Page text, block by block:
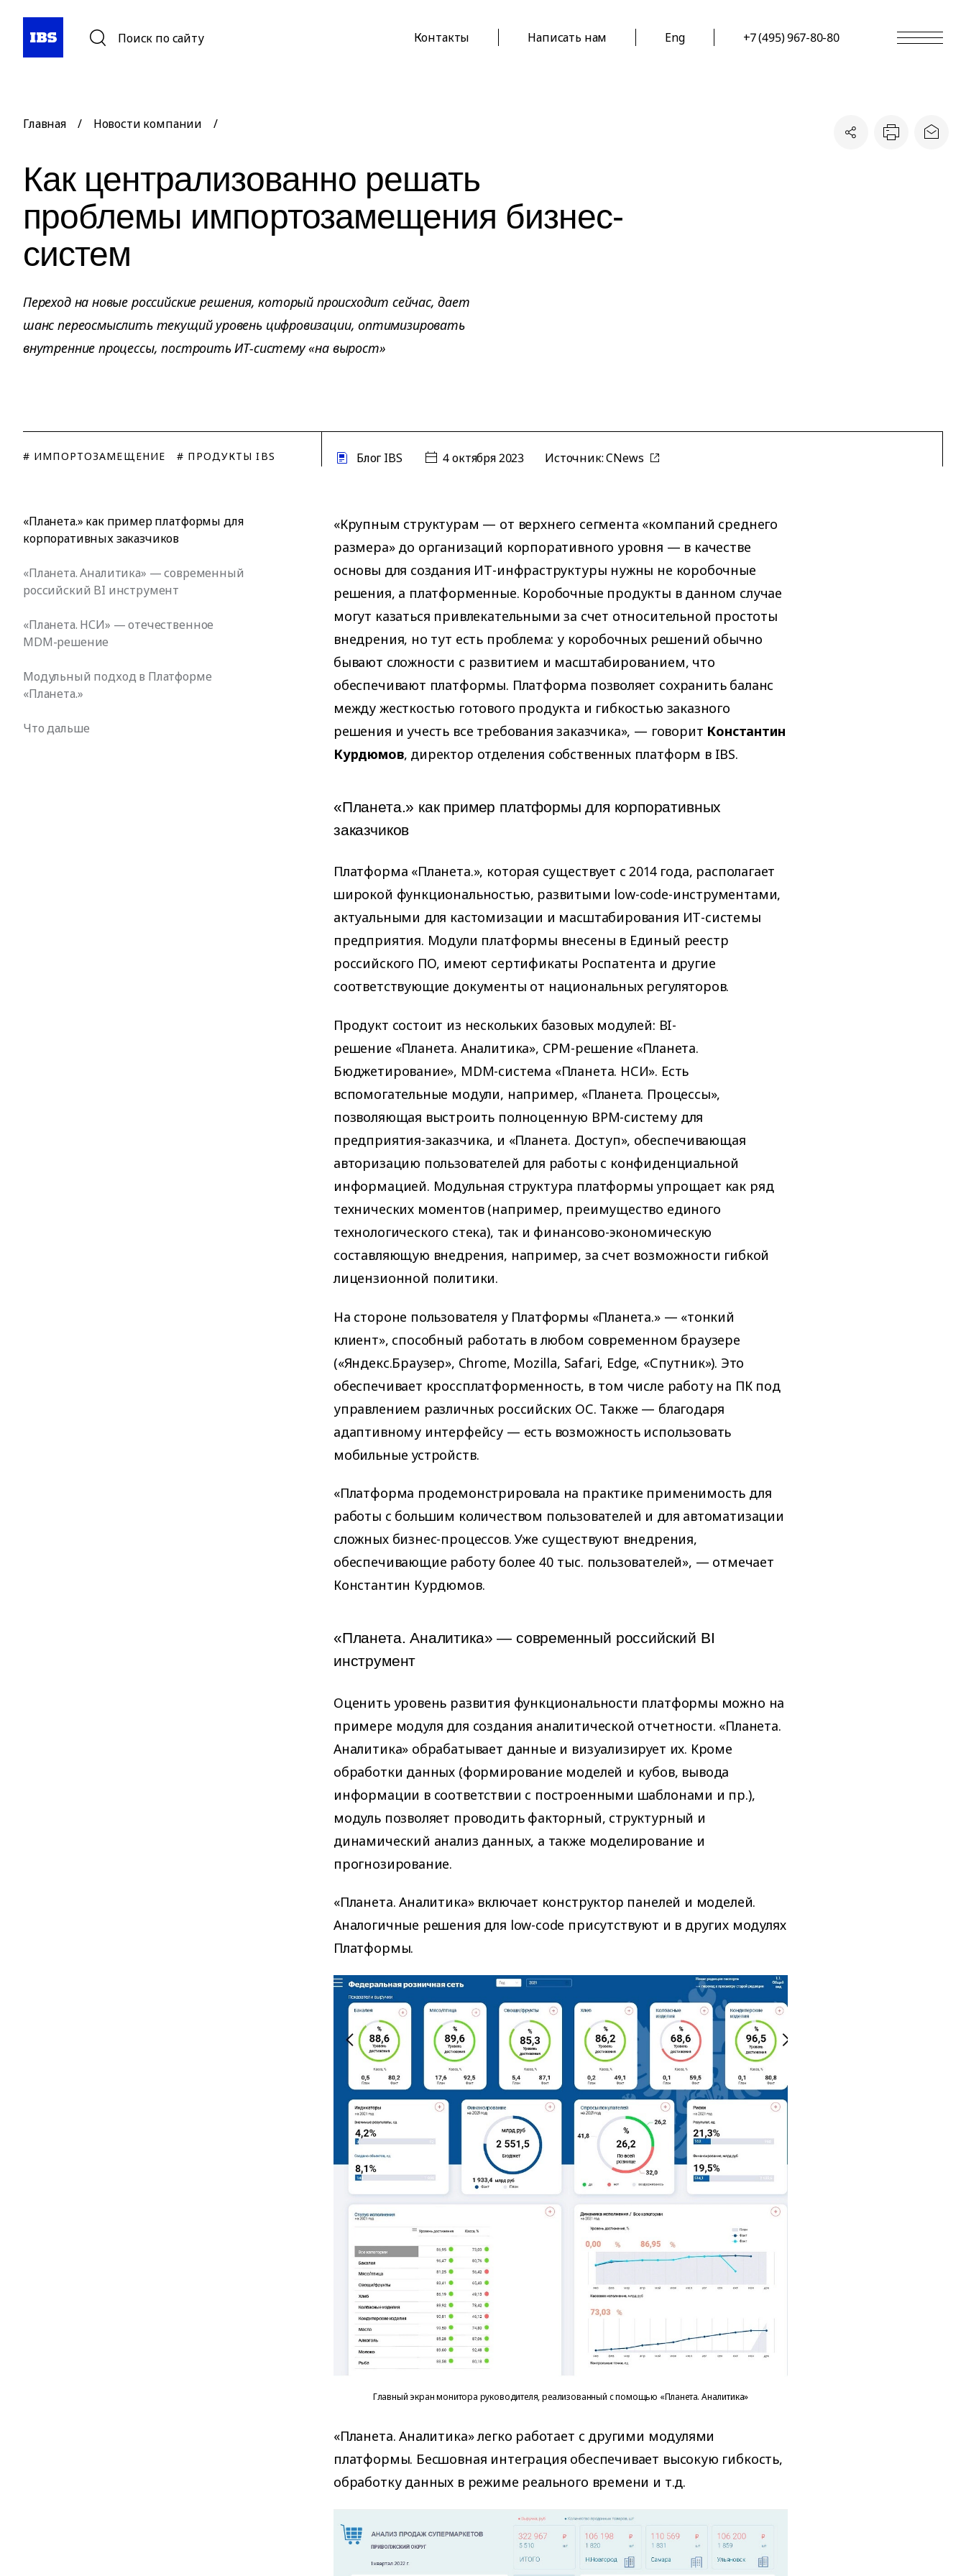
Поиск по сайту Контакты Написать нам Eng +7 (495) 967-80-80
Главная / Новости компании /
Как централизованно решать
проблемы импортозамещения бизнес-
систем
Переход на новые российские решения, который происходит сейчас, дает
шанс переосмыслить текущий уровень цифровизации, оптимизировать
внутренние процессы, построить ИТ-систему «на вырост»
# ИМПОРТОЗАМЕЩЕНИЕ # ПРОДУКТЫ IBS Блог IBS 4 октября 2023 Источник:CNews
«Планета.» как пример платформы для
корпоративных заказчиков
«Планета. Аналитика» — современный
российский BI инструмент
«Планета. НСИ» — отечественное
MDM-решение
Модульный подход в Платформе
«Планета.»
Что дальше
«Крупным структурам — от верхнего сегмента «компаний среднего
размера» до организаций корпоративного уровня — в качестве
основы для создания ИТ-инфраструктуры нужны не коробочные
решения, а платформенные. Коробочные продукты в данном случае
могут казаться привлекательными за счет относительной простоты
внедрения, но тут есть проблема: у коробочных решений обычно
бывают сложности с развитием и масштабированием, что
обеспечивают платформы. Платформа позволяет сохранить баланс
между жесткостью готового продукта и гибкостью заказного
решения и учесть все требования заказчика», — говорит Константин
Курдюмов, директор отделения собственных платформ в IBS.
«Планета.» как пример платформы для корпоративных
заказчиков
Платформа «Планета.», которая существует с 2014 года, располагает
широкой функциональностью, развитыми low-code-инструментами,
актуальными для кастомизации и масштабирования ИТ-системы
предприятия. Модули платформы внесены в Единый реестр
российского ПО, имеют сертификаты Роспатента и другие
соответствующие документы от национальных регуляторов.
Продукт состоит из нескольких базовых модулей: BI-
решение «Планета. Аналитика», СРМ-решение «Планета.
Бюджетирование», MDM-система «Планета. НСИ». Есть
вспомогательные модули, например, «Планета. Процессы»,
позволяющая выстроить полноценную BPM-систему для
предприятия-заказчика, и «Планета. Доступ», обеспечивающая
авторизацию пользователей для работы с конфиденциальной
информацией. Модульная структура платформы упрощает как ряд
технических моментов (например, преимущество единого
технологического стека), так и финансово-экономическую
составляющую внедрения, например, за счет возможности гибкой
лицензионной политики.
На стороне пользователя у Платформы «Планета.» — «тонкий
клиент», способный работать в любом современном браузере
(«Яндекс.Браузер», Chrome, Mozilla, Safari, Edge, «Спутник»). Это
обеспечивает кроссплатформенность, в том числе работу на ПК под
управлением различных российских ОС. Также — благодаря
адаптивному интерфейсу — есть возможность использовать
мобильные устройств.
«Платформа продемонстрировала на практике применимость для
работы с большим количеством пользователей и для автоматизации
сложных бизнес-процессов. Уже существуют внедрения,
обеспечивающие работу более 40 тыс. пользователей», — отмечает
Константин Курдюмов.
«Планета. Аналитика» — современный российский BI
инструмент
Оценить уровень развития функциональности платформы можно на
примере модуля для создания аналитической отчетности. «Планета.
Аналитика» обрабатывает данные и визуализирует их. Кроме
обработки данных (формирование моделей и кубов, вывода
информации в соответствии с построенными шаблонами и пр.),
модуль позволяет проводить факторный, структурный и
динамический анализ данных, а также моделирование и
прогнозирование.
«Планета. Аналитика» включает конструктор панелей и моделей.
Аналогичные решения для low-code присутствуют и в других модулях
Платформы.
Главный экран монитора руководителя, реализованный с помощью «Планета. Аналитика»
«Планета. Аналитика» легко работает с другими модулями
платформы. Бесшовная интеграция обеспечивает высокую гибкость,
обработку данных в режиме реального времени и т.д.